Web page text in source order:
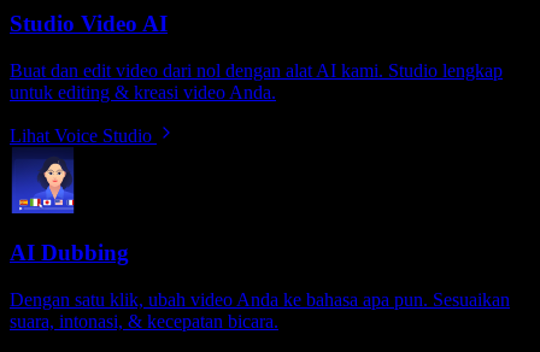
Studio Video AI
Buat dan edit video dari nol dengan alat AI kami. Studio lengkap
untuk editing & kreasi video Anda.
Lihat Voice Studio
AI Dubbing
Dengan satu klik, ubah video Anda ke bahasa apa pun. Sesuaikan
suara, intonasi, & kecepatan bicara.